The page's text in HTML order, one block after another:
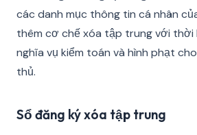
các danh mục thông tin cá nhân
thêm cơ chế xóa tập trung với thời
nghĩa vụ kiểm toán và hình phạt
thủ.
Sổ đăng ký xóa tập trung